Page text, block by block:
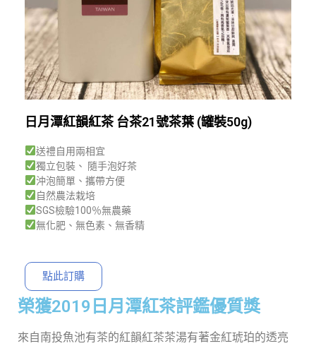
日月潭紅韻紅茶 台茶21號茶葉 (罐裝50g)
送禮自用兩相宜
獨立包裝、 隨手泡好茶
沖泡簡單、攜帶方便
自然農法栽培
SGS檢驗100％無農藥
無化肥、無色素、無香精
點此訂購
榮獲2019日月潭紅茶評鑑優質獎
來自南投魚池有茶的紅韻紅茶茶湯有著金紅琥珀的透亮